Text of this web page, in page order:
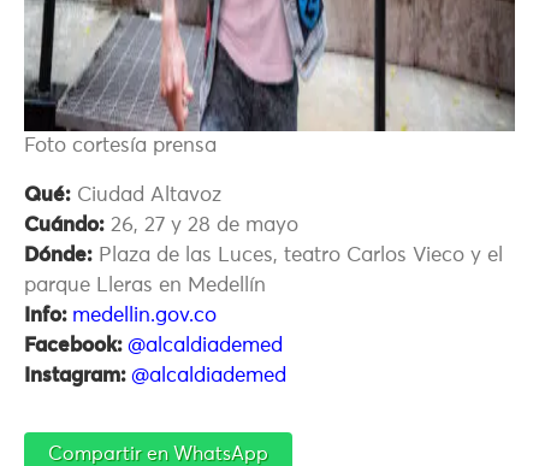
Foto cortesía prensa
Qué: Ciudad Altavoz
Cuándo: 26, 27 y 28 de mayo
Dónde: Plaza de las Luces, teatro Carlos Vieco y el
parque Lleras en Medellín
Info: medellin.gov.co
Facebook: @alcaldiademed
Instagram: @alcaldiademed
Compartir en WhatsApp